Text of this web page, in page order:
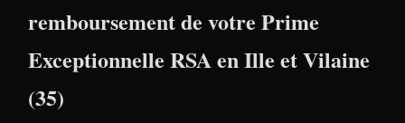
remboursement de votre Prime
Exceptionnelle RSA en Ille et Vilaine
(35)